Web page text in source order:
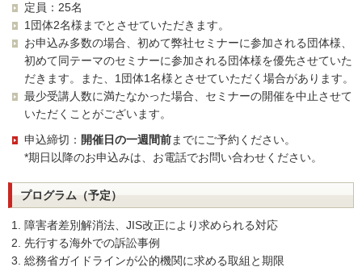
定員：25名
1団体2名様までとさせていただきます。
お申込み多数の場合、初めて弊社セミナーに参加される団体様、
初めて同テーマのセミナーに参加される団体様を優先させていた
だきます。また、1団体1名様とさせていただく場合があります。
最少受講人数に満たなかった場合、セミナーの開催を中止させて
いただくことがございます。
申込締切： 開催日の一週間前までにご予約ください。
*期日以降のお申込みは、お電話でお問い合わせください。
プログラム（予定）
障害者差別解消法、JIS改正により求められる対応
先行する海外での訴訟事例
総務省ガイドラインが公的機関に求める取組と期限